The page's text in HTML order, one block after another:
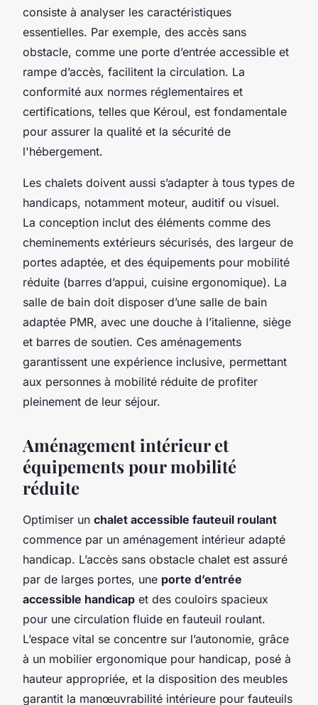
consiste à analyser les caractéristiques
essentielles. Par exemple, des accès sans
obstacle, comme une porte d’entrée accessible et
rampe d’accès, facilitent la circulation. La
conformité aux normes réglementaires et
certifications, telles que Kéroul, est fondamentale
pour assurer la qualité et la sécurité de
l'hébergement.
Les chalets doivent aussi s’adapter à tous types de
handicaps, notamment moteur, auditif ou visuel.
La conception inclut des éléments comme des
cheminements extérieurs sécurisés, des largeur de
portes adaptée, et des équipements pour mobilité
réduite (barres d’appui, cuisine ergonomique). La
salle de bain doit disposer d’une salle de bain
adaptée PMR, avec une douche à l’italienne, siège
et barres de soutien. Ces aménagements
garantissent une expérience inclusive, permettant
aux personnes à mobilité réduite de profiter
pleinement de leur séjour.
Aménagement intérieur et
équipements pour mobilité
réduite
Optimiser un chalet accessible fauteuil roulant
commence par un aménagement intérieur adapté
handicap. L’accès sans obstacle chalet est assuré
par de larges portes, une porte d’entrée
accessible handicap et des couloirs spacieux
pour une circulation fluide en fauteuil roulant.
L’espace vital se concentre sur l’autonomie, grâce
à un mobilier ergonomique pour handicap, posé à
hauteur appropriée, et la disposition des meubles
garantit la manœuvrabilité intérieure pour fauteuils